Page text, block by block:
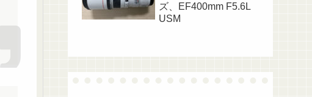
ズ、EF400mm F5.6L
USM